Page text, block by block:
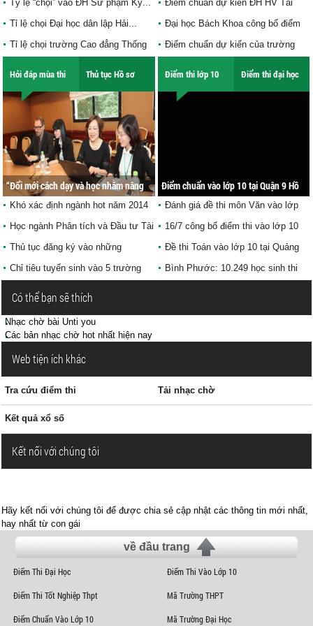
Tỷ lệ “chọi” vào ĐH Sư phạm Kỹ...
Tỉ lệ chọi Đại học dân lập Hải...
Tỉ lệ chọi trường Cao đẳng Thống
Đáp án chính thức môn Văn khối D
kỳ thi...
Đáp án chính thức môn Văn khối C
kỳ thi...
Đáp án chính thức môn Địa khối C
Điểm chuẩn dự kiến ĐH HV Tài
chính, DH...
Đại học Bách Khoa công bố điểm
chuẩn...
Điểm chuẩn dự kiến của trường
Hỏi đáp mùa thi Thủ tục Hồ sơ
“Đổi mới cách dạy và học nhằm nâng
cao năng lực học tập của học sinh”
Khó xác định ngành hot năm 2014
Học ngành Phân tích và Đầu tư Tài
chính...
Thủ tục đăng ký vào những
trường...
Chỉ tiêu tuyển sinh vào 5 trường
Hà Nội công bố số lượng hồ sơ dự
tuyển vào lớp 10
Đà Nẵng: THPT Phan Châu Trinh
dẫn đầu...
Thứ trưởng Bộ GD-ĐT" Nên bỏ...
Sở GD-ĐT Đắk Lắk họp báo về kỳ
thi...Thanh Hóa: 2 thí sinh đăng ký thi
Điểm thi lớp 10 Điểm thi đại học
Điểm chuẩn vào lớp 10 tại Quận 9 Hồ
Chí Minh 2013
Đánh giá đề thi môn Văn vào lớp
10 năm...
16/7 công bố điểm thi vào lớp 10
tỉnh...
Đề thi Toán vào lớp 10 tại Quảng
Bình...
Bình Phước: 10.249 học sinh thi
Có thể bạn sẽ thích
Nhạc chờ bài Unti you
Các bản nhạc chờ hot nhất hiện nay
Web tiện ích khác
Tra cứu điểm thi Tải nhạc chờ
Kết quả xổ số
Kết nối với chúng tôi
Hãy kết nối với chúng tôi để được chia sẻ cập nhật các thông tin mới nhất,
hay nhất từ con gái
về đầu trang
Điểm Thi Đại Học Điểm Thi Vào Lớp 10
Điểm Thi Tốt Nghiệp Thpt Mã Trường THPT
Điểm Chuẩn Vào Lớp 10 Mã Trường Đại Học